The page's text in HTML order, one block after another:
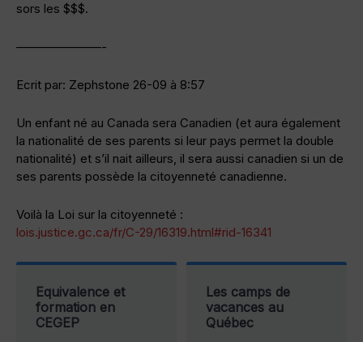
sors les $$$.
———————-
Ecrit par: Zephstone 26-09 à 8:57
Un enfant né au Canada sera Canadien (et aura également
la nationalité de ses parents si leur pays permet la double
nationalité) et s’il nait ailleurs, il sera aussi canadien si un de
ses parents possède la citoyenneté canadienne.
Voilà la Loi sur la citoyenneté :
lois.justice.gc.ca/fr/C-29/16319.html#rid-16341
Equivalence et
formation en
CEGEP
Les camps de
vacances au
Québec